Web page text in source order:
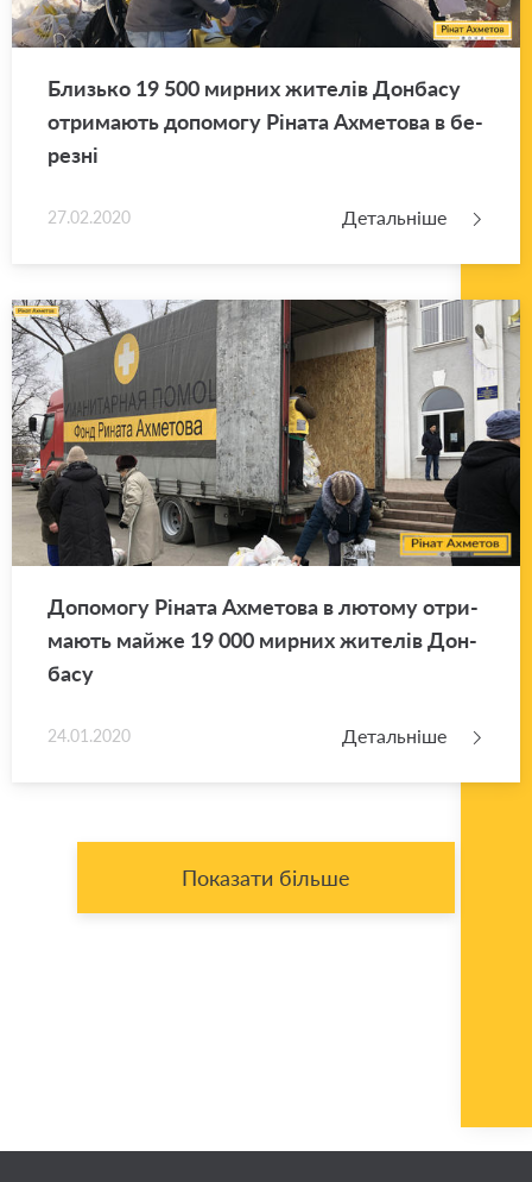
Близь­ко 19 500 мир­них жи­те­лів Дон­ба­су
отри­ма­ють до­по­мо­гу Рі­на­та Ахме­то­ва в бе­
ре­зні
27.02.2020 Детальніше
До­по­мо­гу Рі­на­та Ахме­то­ва в лю­то­му отри­
ма­ють майже 19 000 мир­них жи­те­лів Дон­
ба­су
24.01.2020 Детальніше
Показати більше